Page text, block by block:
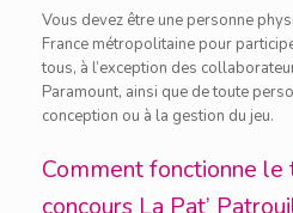
Vous devez être une personne
France métropolitaine pour
tous, à l’exception des
Paramount, ainsi que de toute
conception ou à la gestion du jeu.
Comment fonctionne le